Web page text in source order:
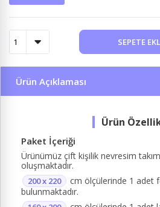
SEPETE
Ürün Açıklaması
Paket İçeriği
Ürünümüz çift kişilik nevresim
oluşmaktadır.
200 x 220
cm ölçülerinde 1 adet
bulunmaktadır.